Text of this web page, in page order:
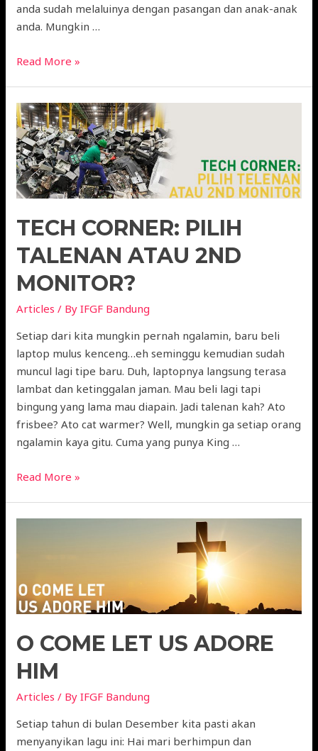
anda sudah melaluinya dengan pasangan dan anak-anak
anda. Mungkin …
Read More »
TECH CORNER: PILIH
TALENAN ATAU 2ND
MONITOR?
Articles / ByIFGF Bandung
Setiap dari kita mungkin pernah ngalamin, baru beli
laptop mulus kenceng…eh seminggu kemudian sudah
muncul lagi tipe baru. Duh, laptopnya langsung terasa
lambat dan ketinggalan jaman. Mau beli lagi tapi
bingung yang lama mau diapain. Jadi talenan kah? Ato
frisbee? Ato cat warmer? Well, mungkin ga setiap orang
ngalamin kaya gitu. Cuma yang punya King …
Read More »
O COME LET US ADORE
HIM
Articles / ByIFGF Bandung
Setiap tahun di bulan Desember kita pasti akan
menyanyikan lagu ini: Hai mari berhimpun dan